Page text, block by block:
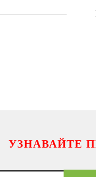
УЗНАВАЙТЕ